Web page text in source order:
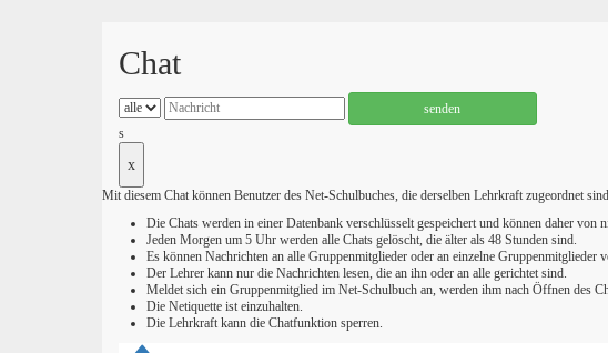
Chat
senden
s
x
Mit diesem Chat können Benutzer des Net-Schulbuches, die derselben Lehrkraft zugeordnet
Die Chats werden in einer Datenbank verschlüsselt gespeichert und können daher von
Jeden Morgen um 5 Uhr werden alle Chats gelöscht, die älter als 48 Stunden sind.
Es können Nachrichten an alle Gruppenmitglieder oder an einzelne Gruppenmitglieder
Der Lehrer kann nur die Nachrichten lesen, die an ihn oder an alle gerichtet sind.
Meldet sich ein Gruppenmitglied im Net-Schulbuch an, werden ihm nach Öffnen des
Die Netiquette ist einzuhalten.
Die Lehrkraft kann die Chatfunktion sperren.